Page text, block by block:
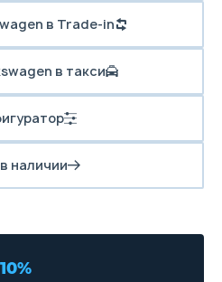
в Trade-in
в такси
наличии